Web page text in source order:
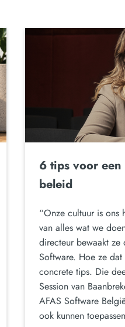
6 tips voor
beleid
“Onze cultuur is ons
van alles wat we
directeur bewaakt ze
Software. Hoe ze
concrete tips. Die
Session van
AFAS Software
ook kunnen